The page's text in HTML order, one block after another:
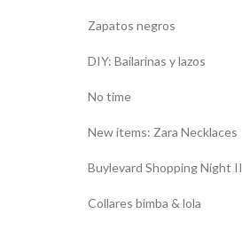
Zapatos negros
DIY: Bailarinas y lazos
No time
New items: Zara Necklaces
Buylevard Shopping Night II
Collares bimba & lola